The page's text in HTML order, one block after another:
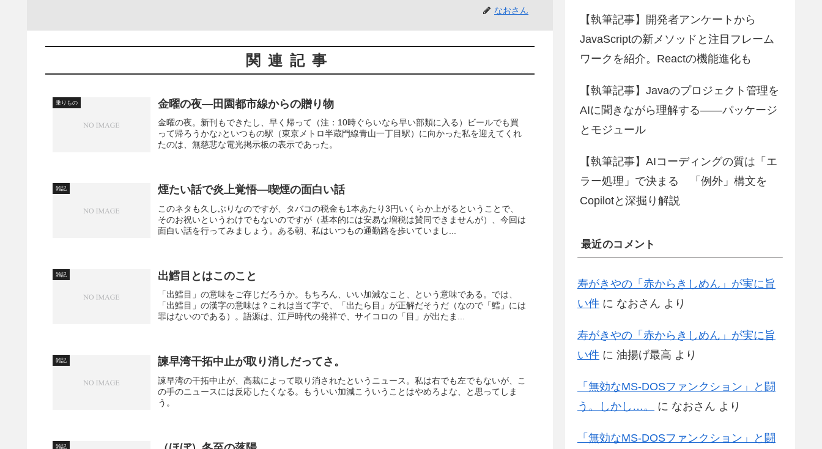
なおさん
関連記事
乗りもの 金曜の夜―田園都市線からの贈り物
金曜の夜。新刊もできたし、早く帰って（注：10時ぐらいなら早い部類に入る）ビールでも買
って帰ろうかな♪といつもの駅（東京メトロ半蔵門線青山一丁目駅）に向かった私を迎えてくれ
たのは、無慈悲な電光掲示板の表示であった。
雑記 煙たい話で炎上覚悟―喫煙の面白い話
このネタも久しぶりなのですが、タバコの税金も1本あたり3円いくらか上がるということで、
そのお祝いというわけでもないのですが（基本的には安易な増税は賛同できませんが）、今回は
面白い話を行ってみましょう。ある朝、私はいつもの通勤路を歩いていまし...
雑記 出鱈目とはこのこと
「出鱈目」の意味をご存じだろうか。もちろん、いい加減なこと、という意味である。では、
「出鱈目」の漢字の意味は？これは当て字で、「出たら目」が正解だそうだ（なので「鱈」には
罪はないのである）。語源は、江戸時代の発祥で、サイコロの「目」が出たま...
雑記 諫早湾干拓中止が取り消しだってさ。
諫早湾の干拓中止が、高裁によって取り消されたというニュース。私は右でも左でもないが、こ
の手のニュースには反応したくなる。もういい加減こういうことはやめろよな、と思ってしま
う。
雑記
【執筆記事】開発者アンケートから
JavaScriptの新メソッドと注目フレーム
ワークを紹介。Reactの機能進化も
【執筆記事】Javaのプロジェクト管理を
AIに聞きながら理解する――パッケージ
とモジュール
【執筆記事】AIコーディングの質は「エ
ラー処理」で決まる 「例外」構文を
Copilotと深掘り解説
最近のコメント
寿がきやの「赤からきしめん」が実に旨
い件 に なおさん より
寿がきやの「赤からきしめん」が実に旨
い件 に 油揚げ最高 より
「無効なMS-DOSファンクション」と闘
う。しかし…。
に なおさん より
「無効なMS-DOSファンクション」と闘